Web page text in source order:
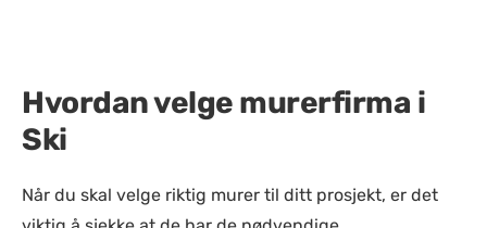
Hvordan velge murerfirma i
Ski
Når du skal velge riktig murer til ditt prosjekt, er det